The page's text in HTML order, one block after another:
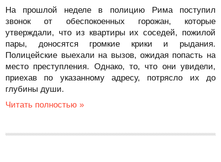
На прошлой неделе в полицию Рима поступил
звонок от обеспокоенных горожан, которые
утверждали, что из квартиры их соседей, пожилой
пары, доносятся громкие крики и рыдания.
Полицейские выехали на вызов, ожидая попасть на
место преступления. Однако, то, что они увидели,
приехав по указанному адресу, потрясло их до
глубины души.
Читать полностью »